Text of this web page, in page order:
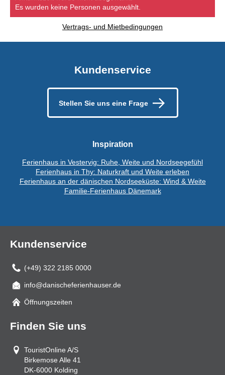
Es wurden keine Personen ausgewählt.
Vertrags- und Mietbedingungen
Kundenservice
Stellen Sie uns eine Frage
Inspiration
Ferienhaus in Vestervig: Ruhe, Weite und Nordseegefühl
Ferienhaus in Thy: Naturkraft und Weite erleben
Ferienhaus an der dänischen Nordseeküste: Wind & Weite
Familie-Ferienhaus Dänemark
Kundenservice
(+49) 322 2185 0000
Mail
info@danischeferienhauser.de
Öffnungszeiten
Finden Sie uns
TouristOnline A/S
Birkemose Alle 41
DK-6000 Kolding